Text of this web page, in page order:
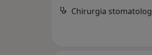
Chirurgia